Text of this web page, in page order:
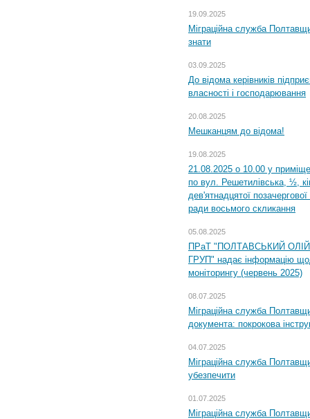
19.09.2025
Міграційна служба
знати
03.09.2025
До відома керівників
власності і господарювання
20.08.2025
Мешканцям до відома!
19.08.2025
21.08.2025 о 10.00 у
по вул. Решетилівська, ½,
дев'ятнадцятої
ради восьмого скликання
05.08.2025
ПРаТ "ПОЛТАВСЬКИЙ
ГРУП" надає інформацію
моніторингу (червень 2025)
08.07.2025
Міграційна служба
документа: покрокова
04.07.2025
Міграційна служба
убезпечити
01.07.2025
Міграційна служба